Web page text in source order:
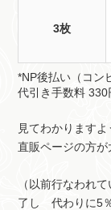
3枚
*NP後払い（コン
代引き手数料 330
見てわかりますよ
直販ページの方
（以前行なわれ
了し 代わりに5